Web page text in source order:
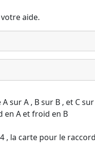
aide.
sur A , B sur B , et C sur
en A et froid en B
, la carte pour le